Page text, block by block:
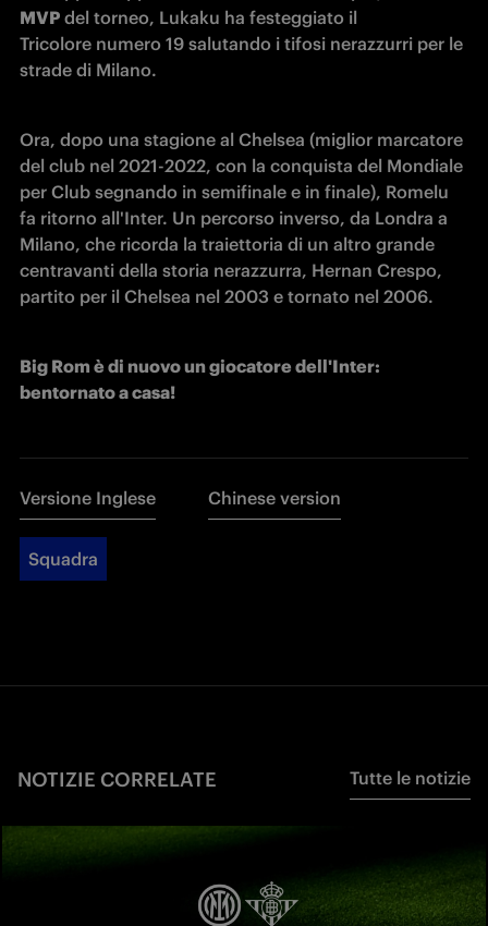
MVP del torneo, Lukaku ha festeggiato il
Tricolore numero 19 salutando i tifosi nerazzurri per le
strade di Milano.
Ora, dopo una stagione al Chelsea (miglior marcatore
del club nel 2021-2022, con la conquista del Mondiale
per Club segnando in semifinale e in finale), Romelu
fa ritorno all'Inter. Un percorso inverso, da Londra a
Milano, che ricorda la traiettoria di un altro grande
centravanti della storia nerazzurra, Hernan Crespo,
partito per il Chelsea nel 2003 e tornato nel 2006.
Big Rom è di nuovo un giocatore dell'Inter:
bentornato a casa!
Versione Inglese Chinese version
Squadra
NOTIZIE CORRELATE Tutte le notizie